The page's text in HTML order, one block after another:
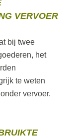
VERVOER
bij twee
het
te weten
vervoer.